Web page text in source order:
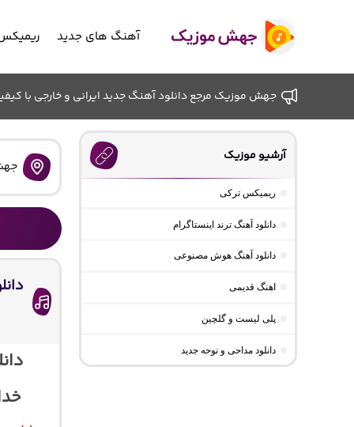
آهنگ های جدید
جهش موزیک مرجع دانلود آهنگ جدید ایرانی و خارجی با
آرشیو موزیک
ریمیکس ترکی
دانلود آهنگ ترند اینستاگرام
دانلود آهنگ هوش مصنوعی
اهنگ قدیمی
پلی لیست و گلچین
دانلود مداحی و نوحه جدید